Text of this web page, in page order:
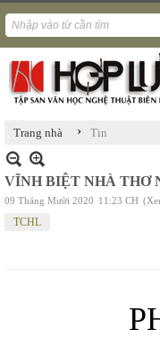
Trang nhà › Tin
VĨNH BIỆT NHÀ THƠ
09 Tháng Mười 2020 11:23 CH
TCHL